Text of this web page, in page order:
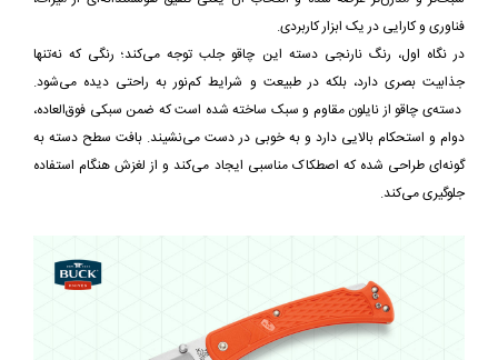
فناوری و کارایی در یک ابزار کاربردی.
در نگاه اول، رنگ نارنجی دسته این چاقو جلب توجه می‌کند؛ رنگی که نه‌تنها
جذابیت بصری دارد، بلکه در طبیعت و شرایط کم‌نور به راحتی دیده می‌شود.
دسته‌ی چاقو از نایلون مقاوم و سبک ساخته شده است که ضمن سبکی فوق‌العاده،
دوام و استحکام بالایی دارد و به خوبی در دست می‌نشیند. بافت سطح دسته به
گونه‌ای طراحی شده که اصطکاک مناسبی ایجاد می‌کند و از لغزش هنگام استفاده
جلوگیری می‌کند.